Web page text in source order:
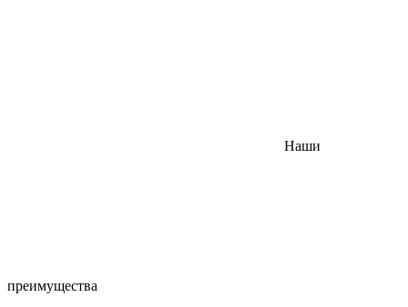
Наши
преимущества